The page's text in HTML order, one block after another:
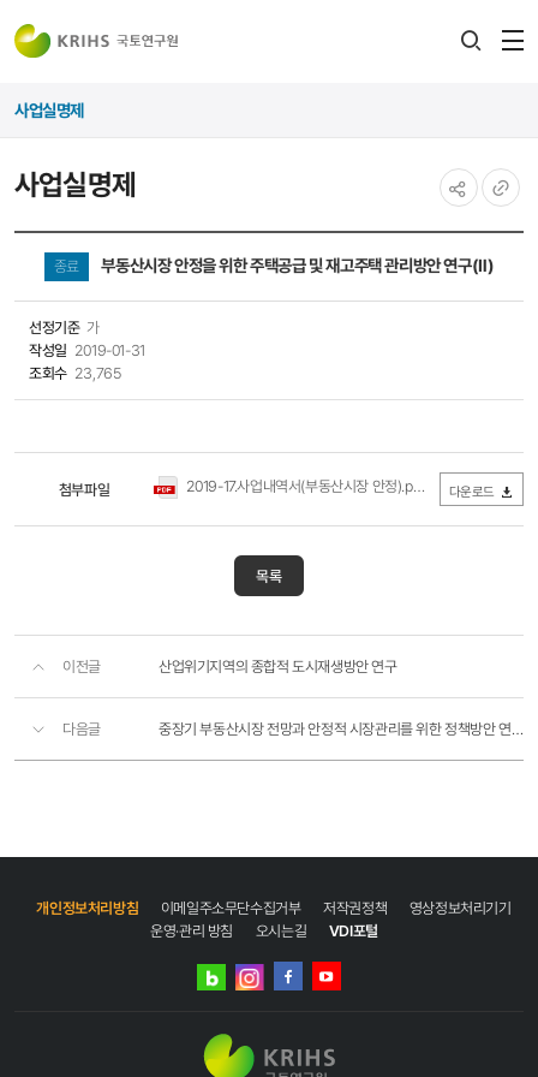
사업실명제
사업실명제
복사
종료 부동산시장 안정을 위한 주택공급 및 재고주택 관리방안 연구(Ⅱ)
선정기준 가
작성일 2019-01-31
조회수 23,765
첨부파일 2019-17.사업내역서(부동산시장 안정).pdf (0Byte / 다운로드 268회)
다운로드
목록
이전글 산업위기지역의 종합적 도시재생방안 연구
다음글 중장기 부동산시장 전망과 안정적 시장관리를 위한 정책방안 연구(Ⅱ)
개인정보처리방침 이메일주소무단수집거부 저작권정책
영상정보처리기기
운영·관리 방침
오시는길 VDI포털
네이버
인스타그램